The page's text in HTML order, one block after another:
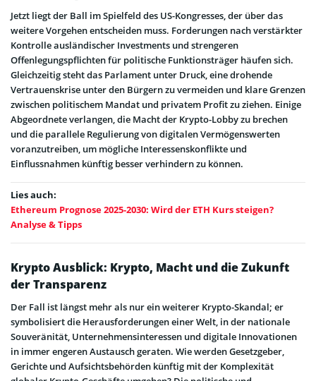
Jetzt liegt der Ball im Spielfeld des US-Kongresses, der über das
weitere Vorgehen entscheiden muss. Forderungen nach verstärkter
Kontrolle ausländischer Investments und strengeren
Offenlegungspflichten für politische Funktionsträger häufen sich.
Gleichzeitig steht das Parlament unter Druck, eine drohende
Vertrauenskrise unter den Bürgern zu vermeiden und klare Grenzen
zwischen politischem Mandat und privatem Profit zu ziehen. Einige
Abgeordnete verlangen, die Macht der Krypto-Lobby zu brechen
und die parallele Regulierung von digitalen Vermögenswerten
voranzutreiben, um mögliche Interessenskonflikte und
Einflussnahmen künftig besser verhindern zu können.
Lies auch:
Ethereum Prognose 2025-2030: Wird der ETH Kurs steigen?
Analyse & Tipps
Krypto Ausblick: Krypto, Macht und die Zukunft
der Transparenz
Der Fall ist längst mehr als nur ein weiterer Krypto-Skandal; er
symbolisiert die Herausforderungen einer Welt, in der nationale
Souveränität, Unternehmensinteressen und digitale Innovationen
in immer engeren Austausch geraten. Wie werden Gesetzgeber,
Gerichte und Aufsichtsbehörden künftig mit der Komplexität